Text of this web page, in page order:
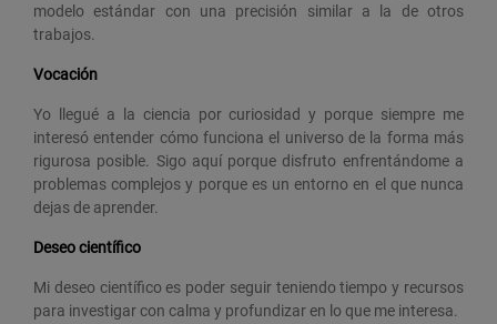
modelo estándar con una precisión similar a la de otros
trabajos.
Vocación
Yo llegué a la ciencia por curiosidad y porque siempre me
interesó entender cómo funciona el universo de la forma más
rigurosa posible. Sigo aquí porque disfruto enfrentándome a
problemas complejos y porque es un entorno en el que nunca
dejas de aprender.
Deseo científico
Mi deseo científico es poder seguir teniendo tiempo y recursos
para investigar con calma y profundizar en lo que me interesa.